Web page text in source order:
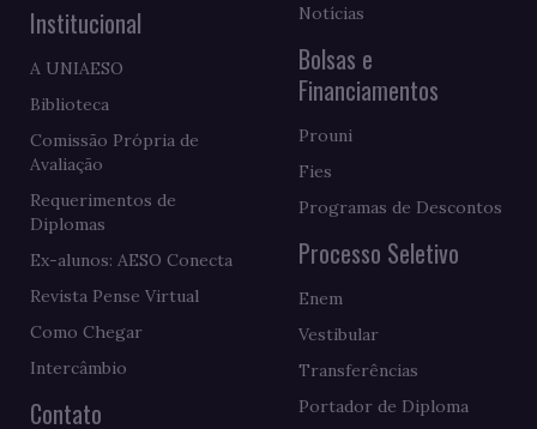
Institucional
A UNIAESO
Biblioteca
Comissão Própria de
Avaliação
Requerimentos de
Diplomas
Ex-alunos: AESO Conecta
Revista Pense Virtual
Como Chegar
Intercâmbio
Contato
Notícias
Bolsas e
Financiamentos
Prouni
Fies
Programas de Descontos
Processo Seletivo
Enem
Vestibular
Transferências
Portador de Diploma